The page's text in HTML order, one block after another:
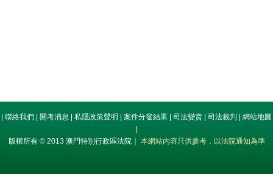
聯絡我們 開考消息 私隱政策聲明 案件分發結果 司法變賣 司法裁判
網站地圖
版權所有 © 2013 澳門特別行政區法院｜ 本網站內容只供參考，以法院通知為準